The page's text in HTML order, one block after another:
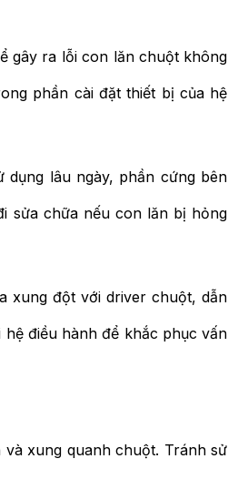
gây ra lỗi con lăn chuột không
phần cài đặt thiết bị của hệ
lâu ngày, phần cứng bên
sửa chữa nếu con lăn bị hỏng
xung đột với driver chuột, dẫn
điều hành để khắc phục vấn
xung quanh chuột. Tránh sử